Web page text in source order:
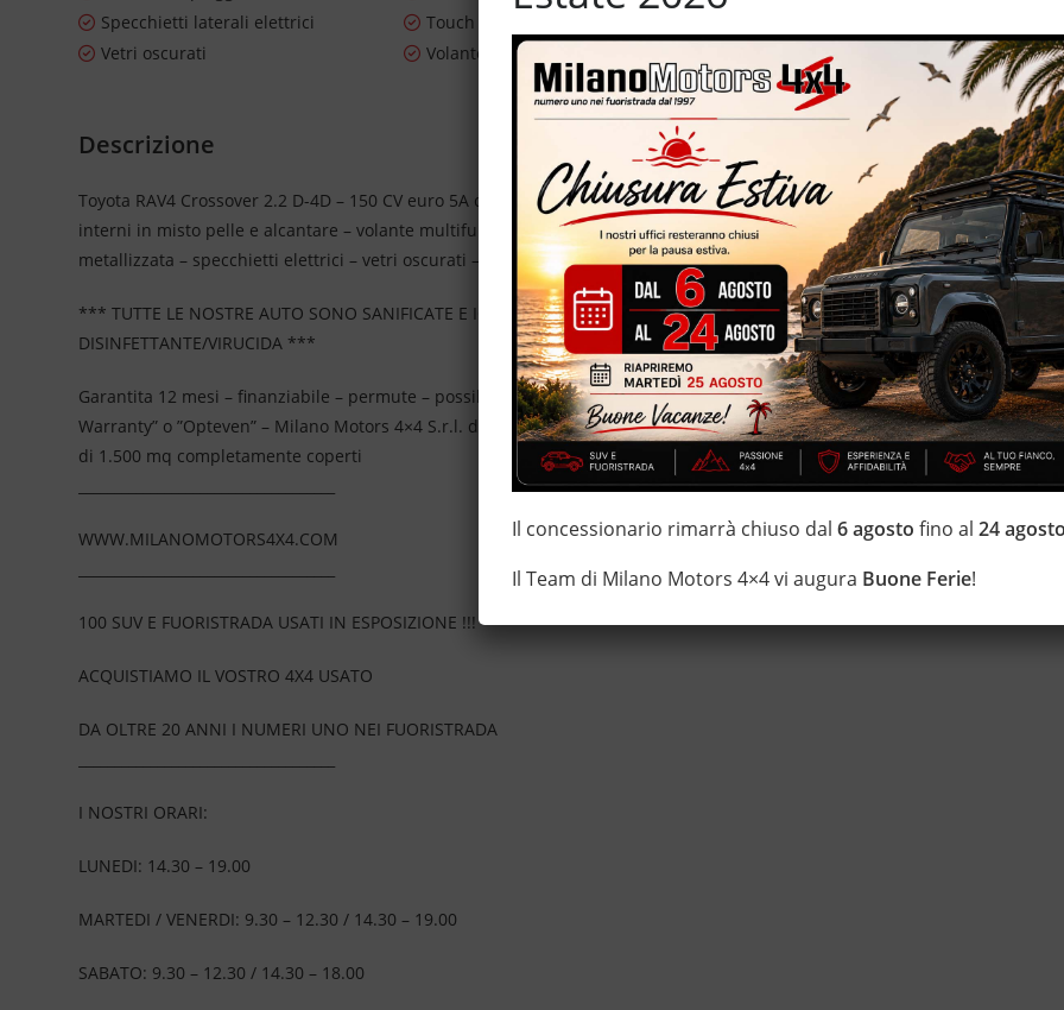
Specchietti laterali elettrici
Touch screen
Vetri oscurati
Volante in pelle Volante multifunzione
Descrizione
Toyota RAV4 Crossover 2.2 D-4D – 150 CV euro 5A con dispositivo antiparticolato (FAP) – 88.406 Km certificati e garantiti –
interni in misto pelle e alcantare – volante multifunzione – cerchi in lega da 17” – apple/android car play – vernice
metallizzata – specchietti elettrici – vetri oscurati – sensori park
*** TUTTE LE NOSTRE AUTO SONO SANIFICATE E IGIENIZZATE CON TRATTAMENTI DI VAPORE, OZONO E
DISINFETTANTE/VIRUCIDA ***
Garantita 12 mesi – finanziabile – permute – possibilità di estensione della garanzia con i leader del mercato ”Mapfre
Warranty” o ”Opteven” – Milano Motors 4×4 S.r.l. da più di 20 anni Numeri Uno Nei Fuoristrada con un’ esposizione da più
di 1.500 mq completamente coperti
WWW.MILANOMOTORS4X4.COM
100 SUV E FUORISTRADA USATI IN ESPOSIZIONE !!!
ACQUISTIAMO IL VOSTRO 4X4 USATO
DA OLTRE 20 ANNI I NUMERI UNO NEI FUORISTRADA
I NOSTRI ORARI:
LUNEDI: 14.30 – 19.00
MARTEDI / VENERDI: 9.30 – 12.30 / 14.30 – 19.00
SABATO: 9.30 – 12.30 / 14.30 – 18.00
Il concessionario rimarrà chiuso dal6 agosto fino al24
Il Team di Milano Motors 4×4 vi augura Buone Ferie!